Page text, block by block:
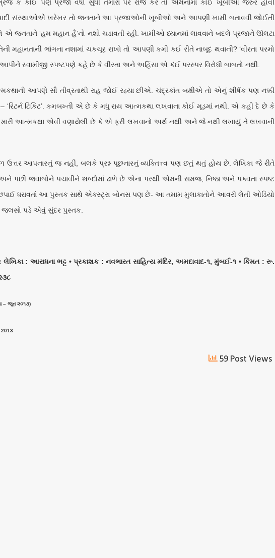
કે કોઈ પણ પ્રજા વર્ષો સુધી તમારા પર રાજ કરે તો એમનામાં કોઈ ખૂબીઓ જરુર હોવી
સંસ્થાઓએે ખરેખર તો જનતાને આ પ્રજાઓની ખૂબીઓ અને આપણી ખામી બતાવવી જોઈતી
જનતાને ‘હમ મહાન હૈ’નો નશો ચડાવતી રહી. ખામીઓ ધ્યાનમાં લાવવાને બદલે પ્રજાને ઊલટા
મહાનતાની ભાંગના નશામાં ચકચૂર રાખો તો આપણી કમી કઈ રીતે નાબૂદ થવાની? ‘વીરતા પરમો
સ્વામીજી સ્પષ્ટપણે કહે છે કે વીરતા અને અહિંસા એ કંઈ પરસ્પર વિરોધી બાબતો નથી.
આપણે સૌ તીવ્રતાથી રાહ જોઈ રહ્યા છીએ. ચંદ્રકાંત બક્ષીએ તો એનું શીર્ષક પણ નક્કી
‘રિટર્ન ટિકિટ’. કમબખ્તી એ છે કે મધુ રાય આત્મકથા લખવાના કોઈ મૂડમાં નથી. એ કહી દે છે કે
મારી આત્મકથા એવી વણાયેલી છે કે એ ફરી લખવાનો અર્થ નથી અને જે નથી લખાયું તે લખવાની
ઉત્તર આપનારનું જ નહીં, બલકે પ્રશ્ન પૂછનારનું વ્યક્તિત્ત્વ પણ છતું થતું હોય છે. લેખિકા જે રીતે
પછી જવાબોને પચાવીને શબ્દોમાં ઢાળે છે એના પરથી એમની સમજ, નિષ્ઠા અને પક્વતા સ્પષ્ટ
ધરાવતાં આ પુસ્તક સાથે એક્સ્ટ્રા બોનસ પણ છે- આ તમામ મુલાકાતોને આવરી લેતી ઓડિયો
જલસો પડે એવું સુંદર પુસ્તક.
લેખિકા : આરાધના ભટ્ટ • પ્રકાશક : નવભારત સાહિત્ય મંદિર, અમદાવાદ-૧, મુંબઈ-૧ • કિંમત : રૂ.
– જૂન ૨૦૧૩)
59 Post Views